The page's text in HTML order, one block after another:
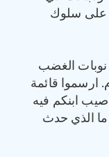
على سلوك
الغضب
ارسموا قائمة
ابنكم فيه
ما الذي حدث